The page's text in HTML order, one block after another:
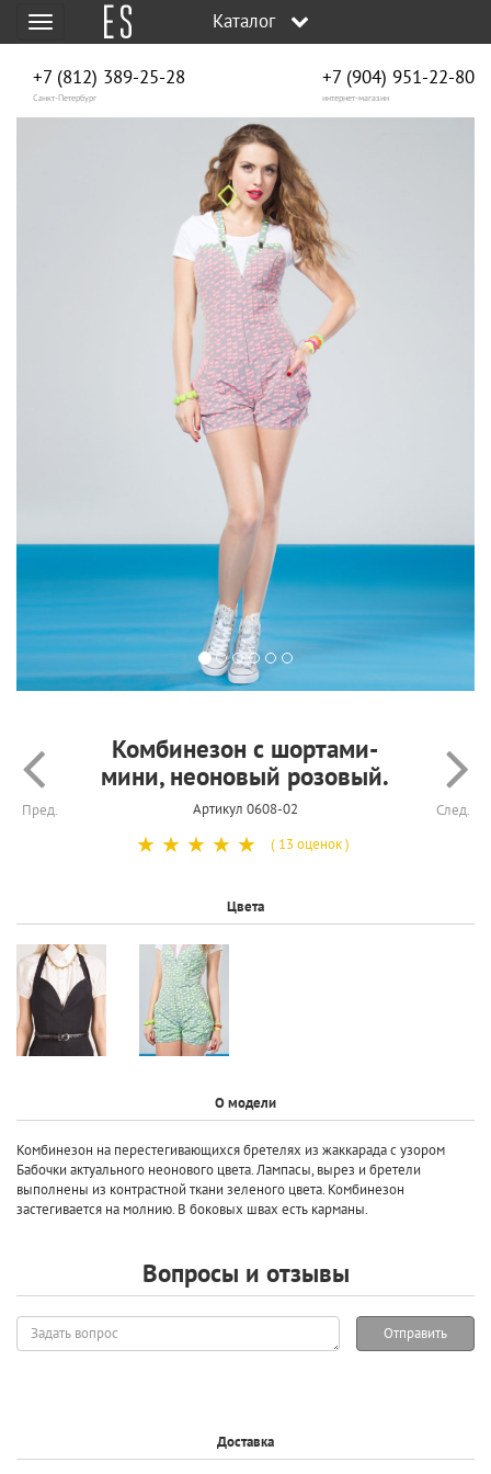
Меню Каталог
+7 (812) 389-25-28
Санкт-Петербург
+7 (904) 951‑22‑80
интернет-магазин
Пред.
Комбинезон с шортами-
мини, неоновый розовый.
Артикул 0608-02 След.
☆
☆
☆
☆
☆ ( 13 оценок )
Цвета
О модели
Комбинезон на перестегивающихся бретелях из жаккарада с узором
Бабочки актуального неонового цвета. Лампасы, вырез и бретели
выполнены из контрастной ткани зеленого цвета. Комбинезон
застегивается на молнию. В боковых швах есть карманы.
Вопросы и отзывы
Задать
вопрос
Отправить
Доставка